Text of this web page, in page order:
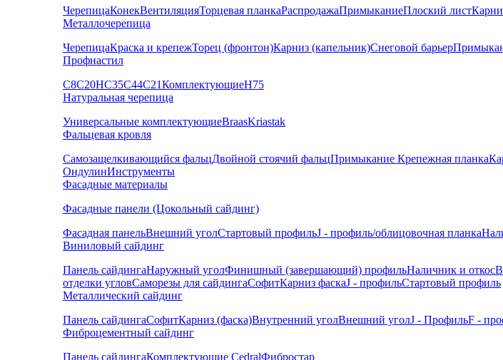
ЧерепицаКонекВентиляцияТорцевая планкаРаспродажаПримыканиеПлоский лист
Металлочерепица
ЧерепицаКраска и крепежТорец (фронтон)Карниз (капельник)Снеговой барьер
Профнастил
С8С20НС35С44С21КомплектующиеН75
Натуральная черепица
Универсальные комплектующиеBraasKriastak
Фальцевая кровля
Самозащелкивающийся фальцДвойной стоячий фальцПримыкание Крепежная планка
ОндулинИнструменты
Фасадные материалы
Фасадные панели (Цокольный сайдинг)
Фасадная панельВнешний уголСтартовый профильJ - профиль/облицовочная планка
Виниловый сайдинг
Панель сайдингаНаружный уголФинишный (завершающий) профильНаличник и откос
отделки угловСаморезы для сайдингаСофитКарниз фаскаJ - профильСтартовый профиль
Металлический сайдинг
Панель сайдингаСофитКарниз (фаска)Внутренний уголВнешний уголJ - ПрофильF -
Фиброцементный сайдинг
Панель сайдингаКомплектующие CedralФибростар